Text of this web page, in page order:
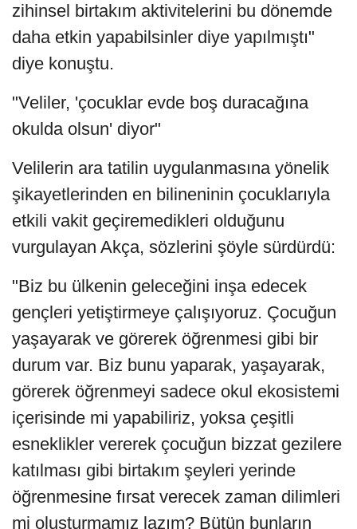
zihinsel birtakım aktivitelerini bu dönemde
daha etkin yapabilsinler diye yapılmıştı"
diye konuştu.
"Veliler, 'çocuklar evde boş duracağına
okulda olsun' diyor"
Velilerin ara tatilin uygulanmasına yönelik
şikayetlerinden en bilineninin çocuklarıyla
etkili vakit geçiremedikleri olduğunu
vurgulayan Akça, sözlerini şöyle sürdürdü:
"Biz bu ülkenin geleceğini inşa edecek
gençleri yetiştirmeye çalışıyoruz. Çocuğun
yaşayarak ve görerek öğrenmesi gibi bir
durum var. Biz bunu yaparak, yaşayarak,
görerek öğrenmeyi sadece okul ekosistemi
içerisinde mi yapabiliriz, yoksa çeşitli
esneklikler vererek çocuğun bizzat gezilere
katılması gibi birtakım şeyleri yerinde
öğrenmesine fırsat verecek zaman dilimleri
mi oluşturmamız lazım? Bütün bunların